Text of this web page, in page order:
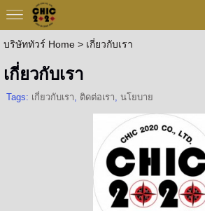
บริษัททัวร์ Home> เกี่ยวกับเรา
เกี่ยวกับเรา
Tags: เกี่ยวกับเรา, ติดต่อเรา, นโยบาย